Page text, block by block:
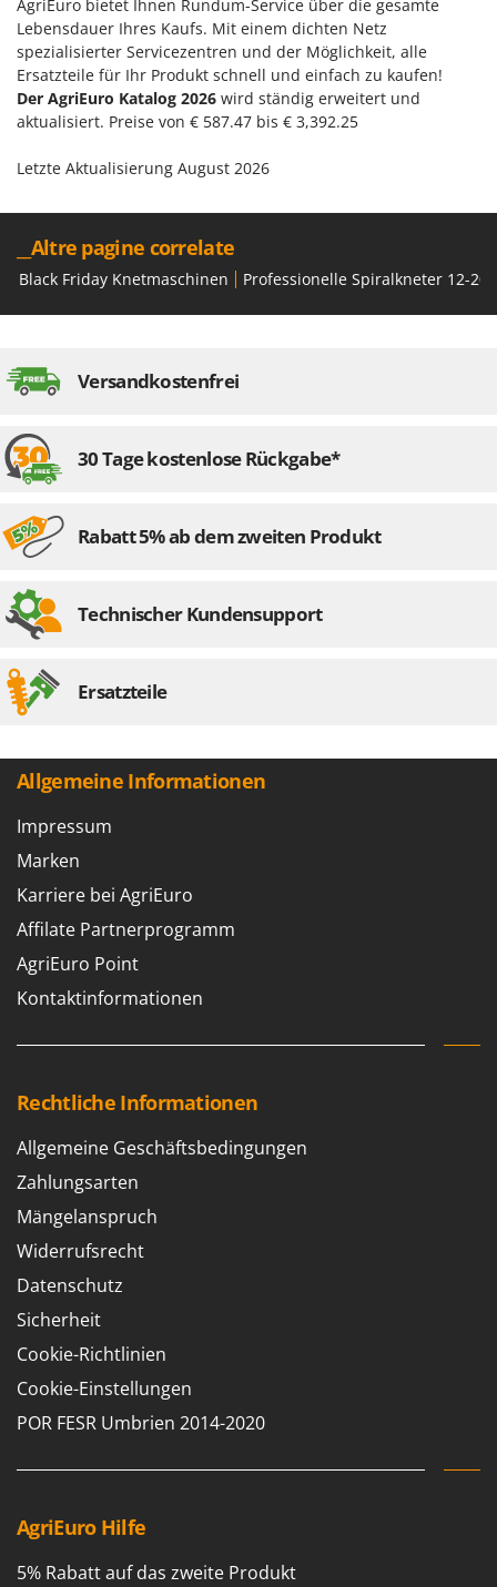
WIDU
Wiper EcoRobot
Wolf Garten
Wortex
Z
Zanon
Zodiac
AgriEuro bietet Ihnen Rundum-Service über die gesamte
Lebensdauer Ihres Kaufs. Mit einem dichten Netz
spezialisierter Servicezentren und der Möglichkeit, alle
Ersatzteile für Ihr Produkt schnell und einfach zu kaufen!
Der AgriEuro Katalog 2026 wird ständig erweitert und
aktualisiert. Preise von € 587.47 bis € 3,392.25
Letzte Aktualisierung August 2026
__Altre pagine correlate
Black Friday Knetmaschinen Professionelle Spiralkneter 12-20
Versandkostenfrei
30 Tage kostenlose Rückgabe*
Rabatt 5% ab dem zweiten Produkt
Technischer Kundensupport
Ersatzteile
Allgemeine Informationen
Impressum
Marken
Karriere bei AgriEuro
Affilate Partnerprogramm
AgriEuro Point
Kontaktinformationen
Rechtliche Informationen
Allgemeine Geschäftsbedingungen
Zahlungsarten
Mängelanspruch
Widerrufsrecht
Datenschutz
Sicherheit
Cookie-Richtlinien
Cookie-Einstellungen
POR FESR Umbrien 2014-2020
AgriEuro Hilfe
5% Rabatt auf das zweite Produkt